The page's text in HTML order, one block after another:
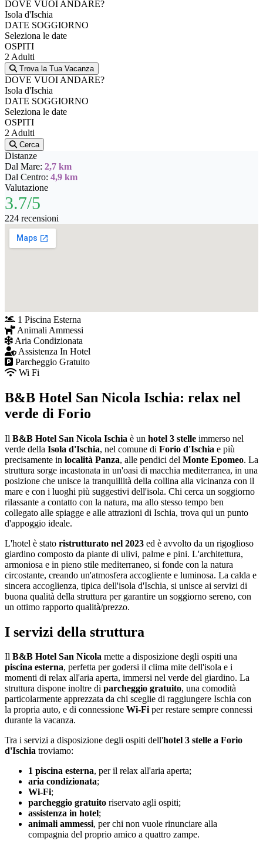
DOVE VUOI ANDARE?
Isola d'Ischia
DATE SOGGIORNO
Seleziona le date
OSPITI
2 Adulti
Trova la Tua Vacanza
DOVE VUOI ANDARE?
Isola d'Ischia
DATE SOGGIORNO
Seleziona le date
OSPITI
2 Adulti
Cerca
Distanze
Dal Mare: 2,7 km
Dal Centro: 4,9 km
Valutazione
3.7/5
224 recensioni
1 Piscina Esterna
Animali Ammessi
Aria Condizionata
Assistenza In Hotel
Parcheggio Gratuito
Wi Fi
B&B Hotel San Nicola Ischia: relax nel
verde di Forio
Il B&B Hotel San Nicola Ischia è un hotel 3 stelle immerso nel
verde della Isola d'Ischia, nel comune di Forio d'Ischia e più
precisamente in località Panza, alle pendici del Monte Epomeo. La
struttura sorge incastonata in un'oasi di macchia mediterranea, in una
posizione che unisce la tranquillità della collina alla vicinanza con il
mare e con i luoghi più suggestivi dell'isola. Chi cerca un soggiorno
rilassante a contatto con la natura, ma allo stesso tempo ben
collegato alle spiagge e alle attrazioni di Ischia, trova qui un punto
d'appoggio ideale.
L'hotel è stato ristrutturato nel 2023 ed è avvolto da un rigoglioso
giardino composto da piante di ulivi, palme e pini. L'architettura,
armoniosa e in pieno stile mediterraneo, si fonde con la natura
circostante, creando un'atmosfera accogliente e luminosa. La calda e
sincera accoglienza, tipica dell'isola d'Ischia, si unisce ai servizi di
buona qualità della struttura per garantire un soggiorno sereno, con
un ottimo rapporto qualità/prezzo.
I servizi della struttura
Il B&B Hotel San Nicola mette a disposizione degli ospiti una
piscina esterna, perfetta per godersi il clima mite dell'isola e i
momenti di relax all'aria aperta, immersi nel verde del giardino. La
struttura dispone inoltre di parcheggio gratuito, una comodità
particolarmente apprezzata da chi sceglie di raggiungere Ischia con
la propria auto, e di connessione Wi-Fiper restare sempre connessi
durante la vacanza.
Tra i servizi a disposizione degli ospiti dell'hotel 3 stelle a Forio
d'Ischia troviamo:
1 piscina esterna, per il relax all'aria aperta;
aria condizionata;
Wi-Fi;
parcheggio gratuito riservato agli ospiti;
assistenza in hotel;
animali ammessi, per chi non vuole rinunciare alla
compagnia del proprio amico a quattro zampe.